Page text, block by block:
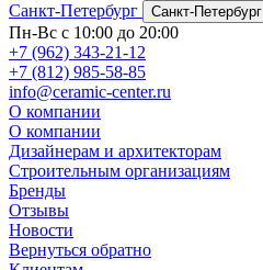
Санкт-Петербург
Санкт-Петербург
Пн-Вс с 10:00 до 20:00
+7 (962) 343-21-12
+7 (812) 985-58-85
info@ceramic-center.ru
О компании
О компании
Дизайнерам и архитекторам
Строительным организациям
Бренды
Отзывы
Новости
Вернуться обратно